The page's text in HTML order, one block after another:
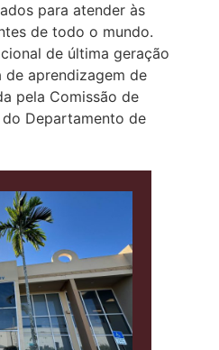
para atender às
de todo o mundo.
de última geração
de aprendizagem de
pela Comissão de
Departamento de